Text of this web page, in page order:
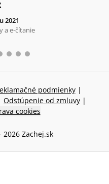
2021
a e-čítanie
podmienky |
Odstúpenie od zmluvy |
cookies
2026 Zachej.sk